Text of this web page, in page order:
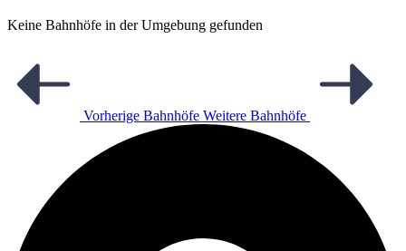
Keine Bahnhöfe in der Umgebung gefunden
Vorherige Bahnhöfe Weitere Bahnhöfe